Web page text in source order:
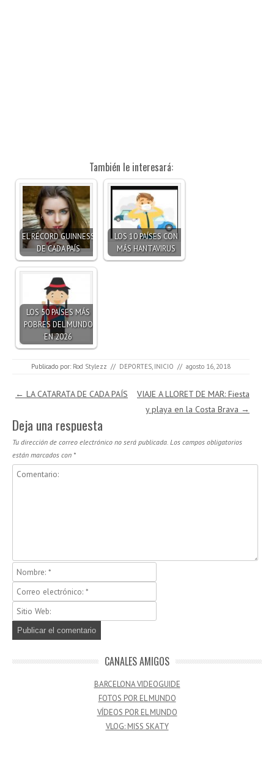
También le interesará:
EL RÉCORD GUINNESS
DE CADA PAÍS
LOS 10 PAÍSES CON
MÁS HANTAVIRUS
LOS 50 PAÍSES MÁS
POBRES DEL MUNDO
EN 2026
Publicado por: Rod Stylezz // DEPORTES INICIO // agosto 16, 2018
Navegación de entradas
← LA CATARATA DE CADA PAÍS
VIAJE A LLORET DE MAR: Fiesta
y playa en la Costa Brava →
Deja una respuesta
Tu dirección de correo electrónico no será publicada. Los campos obligatorios
están marcados con *
CANALES AMIGOS
BARCELONA VIDEOGUIDE
FOTOS POR EL MUNDO
VÍDEOS POR EL MUNDO
VLOG: MISS SKATY